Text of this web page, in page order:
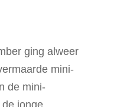
ging alweer
mini-
de mini-